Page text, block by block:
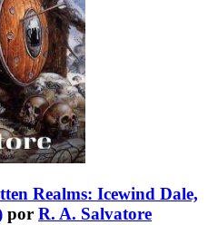
Realms: Icewind Dale,
por R. A. Salvatore